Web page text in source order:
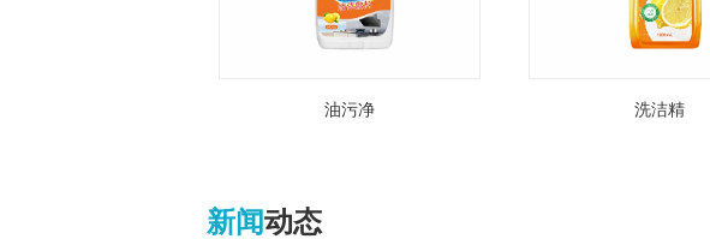
油污净 洗洁精
新闻动态